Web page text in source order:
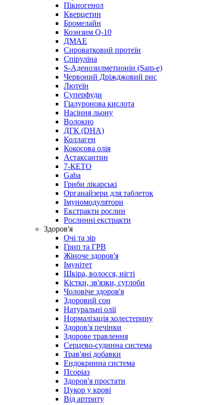
Пікногенол
Кверцетин
Бромелайн
Коэнзим Q-10
ДМАЕ
Сироватковий протеїн
Спіруліна
S-Аденозилметионін (Sam-e)
Червоний Дріжджовий рис
Лютеїн
Суперфуди
Гіалуронова кислота
Насіння льону
Волокно
ДГК (DHA)
Коллаген
Кокосова олія
Астаксантин
7-КЕТО
Gaba
Гриби лікарські
Органайзери для таблеток
Імуномодулятори
Екстракти рослин
Рослинні екстракти
Здоров'я
Очі та зір
Грип та ГРВ
Жіноче здоров'я
Імунітет
Шкіра, волосся, нігті
Кістки, зв'язки, суглоби
Чоловіче здоров'я
Здоровий сон
Натуральні олії
Нормалізація холестерину
Здоров'я печінки
Здорове травлення
Серцево-судинна система
Трав'яні добавки
Ендокринна система
Псоріаз
Здоров'я простати
Цукор у крові
Від артриту